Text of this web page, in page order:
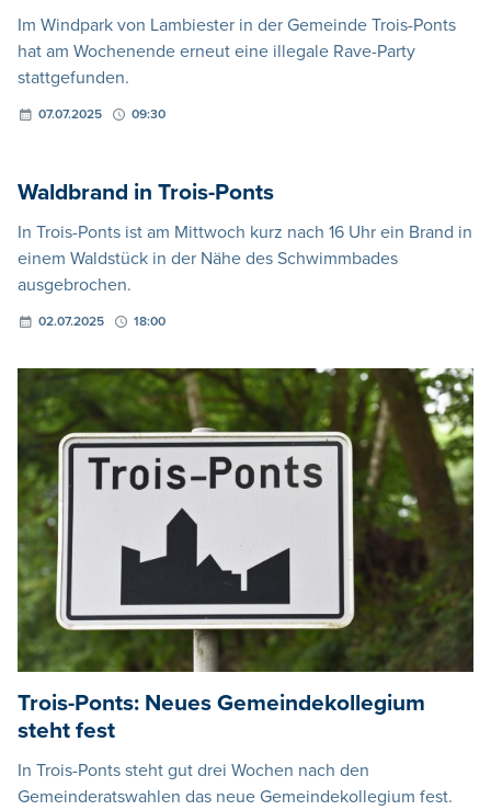
Im Windpark von Lambiester in der Gemeinde Trois-Ponts
hat am Wochenende erneut eine illegale Rave-Party
stattgefunden.
07.07.2025 09:30
Waldbrand in Trois-Ponts
In Trois-Ponts ist am Mittwoch kurz nach 16 Uhr ein Brand in
einem Waldstück in der Nähe des Schwimmbades
ausgebrochen.
02.07.2025 18:00
Trois-Ponts: Neues Gemeindekollegium
steht fest
In Trois-Ponts steht gut drei Wochen nach den
Gemeinderatswahlen das neue Gemeindekollegium fest.